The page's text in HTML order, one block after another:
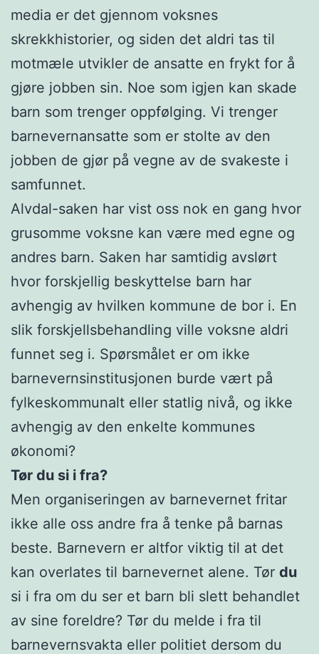
media er det gjennom voksnes
skrekkhistorier, og siden det aldri tas til
motmæle utvikler de ansatte en frykt for å
gjøre jobben sin. Noe som igjen kan skade
barn som trenger oppfølging. Vi trenger
barnevernansatte som er stolte av den
jobben de gjør på vegne av de svakeste i
samfunnet.
Alvdal-saken har vist oss nok en gang hvor
grusomme voksne kan være med egne og
andres barn. Saken har samtidig avslørt
hvor forskjellig beskyttelse barn har
avhengig av hvilken kommune de bor i. En
slik forskjellsbehandling ville voksne aldri
funnet seg i. Spørsmålet er om ikke
barnevernsinstitusjonen burde vært på
fylkeskommunalt eller statlig nivå, og ikke
avhengig av den enkelte kommunes
økonomi?
Tør du si i fra?
Men organiseringen av barnevernet fritar
ikke alle oss andre fra å tenke på barnas
beste. Barnevern er altfor viktig til at det
kan overlates til barnevernet alene. Tør du
si i fra om du ser et barn bli slett behandlet
av sine foreldre? Tør du melde i fra til
barnevernsvakta eller politiet dersom du